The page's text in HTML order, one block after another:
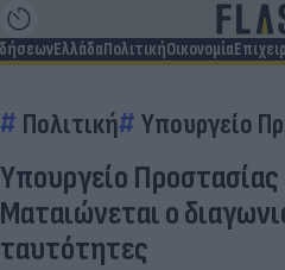
ΕλλάδαΠολιτικήΟικονομία
Πολιτική Υπουργείο
Υπουργείο
Ματαιώνεται ο
ταυτότητες